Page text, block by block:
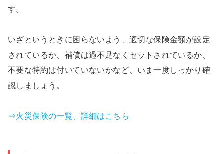
す。
いざというときに困らないよう、適切な保険金額が設定
されているか、補償は過不足なくセットされているか、
不要な特約は付いていないかなど、いま一度しっかり確
認しましょう。
⇒火災保険の一覧、詳細はこちら